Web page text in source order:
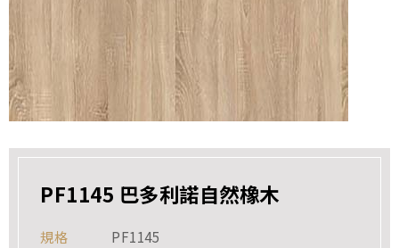
PF1145 巴多利諾自然橡木
規格
PF1145